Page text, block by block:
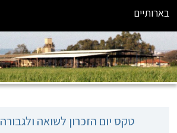
בארותיים
טקס יום הזכרון לשואה ולגבורה 17/04/23